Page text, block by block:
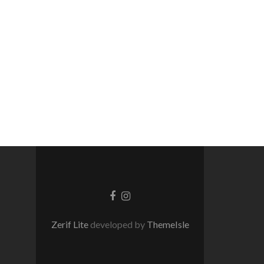
EnlaceInstagram
Zerif Lite developed by ThemeIsle